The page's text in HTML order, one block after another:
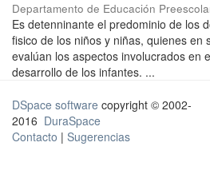
Departamento de Educación
Es detenninante el predominio de los
fisico de los niños y niñas, quienes en
evalúan los aspectos involucrados en
desarrollo de los infantes. ...
DSpace software copyright © 2002-
2016 DuraSpace
Contacto | Sugerencias